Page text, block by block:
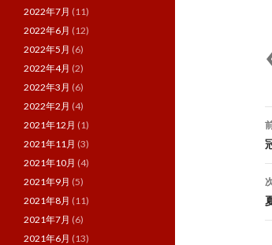
2022年7月 (11)
2022年6月 (12)
2022年5月 (6)
2022年4月 (2)
2022年3月 (6)
2022年2月 (4)
2021年12月 (1)
2021年11月 (3)
2021年10月 (4)
2021年9月 (5)
2021年8月 (11)
2021年7月 (6)
2021年6月 (13)